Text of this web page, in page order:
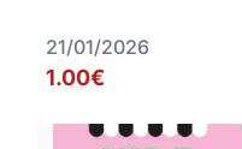
21/01/2026
1.00€